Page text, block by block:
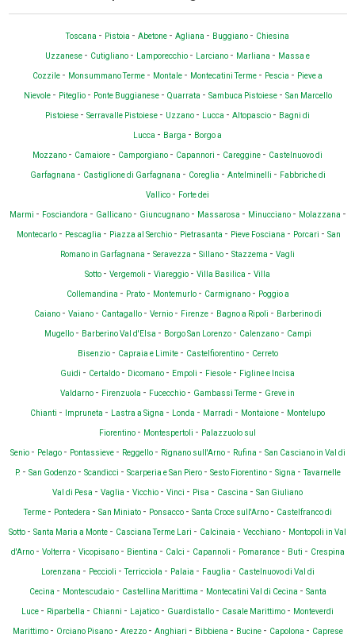
Toscana - Pistoia - Abetone - Agliana - Buggiano - Chiesina
Uzzanese - Cutigliano - Lamporecchio - Larciano - Marliana - Massa e
Cozzile - Monsummano Terme - Montale - Montecatini Terme - Pescia - Pieve a
Nievole - Piteglio - Ponte Buggianese - Quarrata - Sambuca Pistoiese - San Marcello
Pistoiese - Serravalle Pistoiese - Uzzano - Lucca - Altopascio - Bagni di
Lucca - Barga - Borgo a
Mozzano - Camaiore - Camporgiano - Capannori - Careggine - Castelnuovo di
Garfagnana - Castiglione di Garfagnana - Coreglia - Antelminelli - Fabbriche di
Vallico - Forte dei
Marmi - Fosciandora - Gallicano - Giuncugnano - Massarosa - Minucciano - Molazzana -
Montecarlo - Pescaglia - Piazza al Serchio - Pietrasanta - Pieve Fosciana - Porcari - San
Romano in Garfagnana - Seravezza - Sillano - Stazzema - Vagli
Sotto - Vergemoli - Viareggio - Villa Basilica - Villa
Collemandina - Prato - Montemurlo - Carmignano - Poggio a
Caiano - Vaiano - Cantagallo - Vernio - Firenze - Bagno a Ripoli - Barberino di
Mugello - Barberino Val d'Elsa - Borgo San Lorenzo - Calenzano - Campi
Bisenzio - Capraia e Limite - Castelfiorentino - Cerreto
Guidi - Certaldo - Dicomano - Empoli - Fiesole - Figline e Incisa
Valdarno - Firenzuola - Fucecchio - Gambassi Terme - Greve in
Chianti - Impruneta - Lastra a Signa - Londa - Marradi - Montaione - Montelupo
Fiorentino - Montespertoli - Palazzuolo sul
Senio - Pelago - Pontassieve - Reggello - Rignano sull'Arno - Rufina - San Casciano in Val di
P. - San Godenzo - Scandicci - Scarperia e San Piero - Sesto Fiorentino - Signa -Tavarnelle
Val di Pesa - Vaglia - Vicchio - Vinci - Pisa - Cascina - San Giuliano
Terme - Pontedera - San Miniato - Ponsacco - Santa Croce sull'Arno - Castelfranco di
Sotto - Santa Maria a Monte - Casciana Terme Lari - Calcinaia - Vecchiano - Montopoli in Val
d'Arno - Volterra - Vicopisano - Bientina - Calci - Capannoli - Pomarance - Buti - Crespina
Lorenzana - Peccioli -Terricciola - Palaia - Fauglia - Castelnuovo di Val di
Cecina - Montescudaio - Castellina Marittima - Montecatini Val di Cecina - Santa
Luce - Riparbella - Chianni - Lajatico - Guardistallo - Casale Marittimo - Monteverdi
Marittimo - Orciano Pisano - Arezzo - Anghiari - Bibbiena - Bucine - Capolona - Caprese